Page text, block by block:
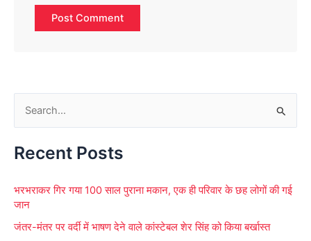
a
c
f
Recent Posts
भरभराकर गिर गया 100 साल पुराना मकान, एक ही परिवार के छह लोगों की गई
जान
जंतर-मंतर पर वर्दी में भाषण देने वाले कांस्टेबल शेर सिंह को किया बर्खास्त